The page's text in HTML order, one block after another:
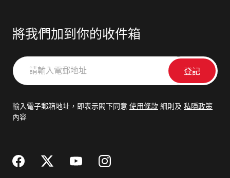
將我們加到你的收件箱
請
輸
郵
輸入電子郵箱地址，即表示閣下同意 使用條款 細則及 私隱政策
內容